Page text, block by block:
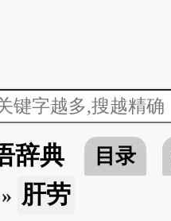
辞典 目录
肝劳